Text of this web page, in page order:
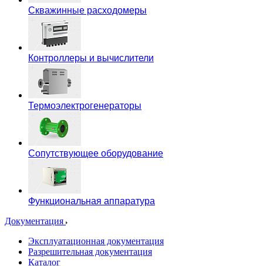
Скважинные расходомеры
Контроллеры и вычислители
Термоэлектрогенераторы
Сопутствующее оборудование
Функциональная аппаратура
Документация
Эксплуатационная документация
Разрешительная документация
Каталог